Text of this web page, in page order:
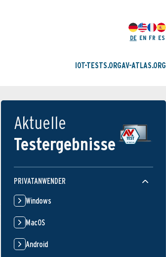
DE EN FR ES
IOT-TESTS.ORGAV-ATLAS.ORG
Aktuelle
Testergebnisse
PRIVATANWENDER
Windows
MacOS
Android